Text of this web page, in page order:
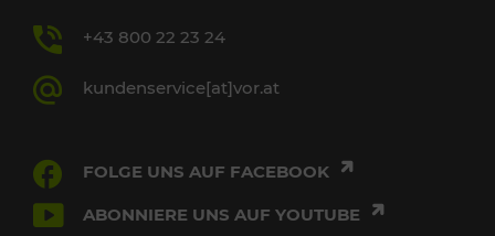
+43 800 22 23 24
kundenservice[at]vor.at
FOLGE UNS AUF FACEBOOK
ABONNIERE UNS AUF YOUTUBE